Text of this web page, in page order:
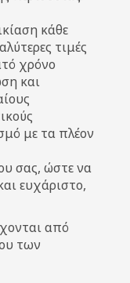
κάθε
τιμές
χρόνο
και
με τα πλέον
σας, ώστε να
ευχάριστο,
από
των